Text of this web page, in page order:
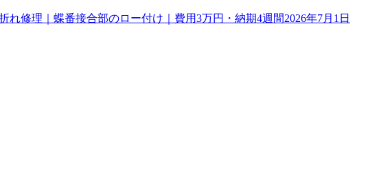
れ修理｜蝶番接合部のロー付け｜費用3万円・納期4週間2026年7月1日